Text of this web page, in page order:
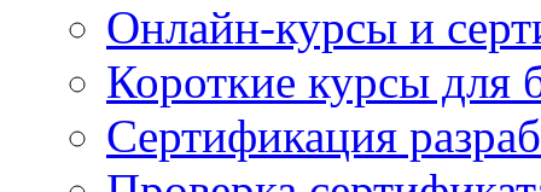
Онлайн-курсы и
Короткие курсы для
Сертификация